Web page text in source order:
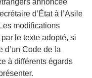
d’État à l’Asile
modifications
le texte adopté, si
d’un Code de la
à différents égards